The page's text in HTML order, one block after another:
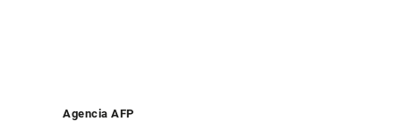
Agencia AFP